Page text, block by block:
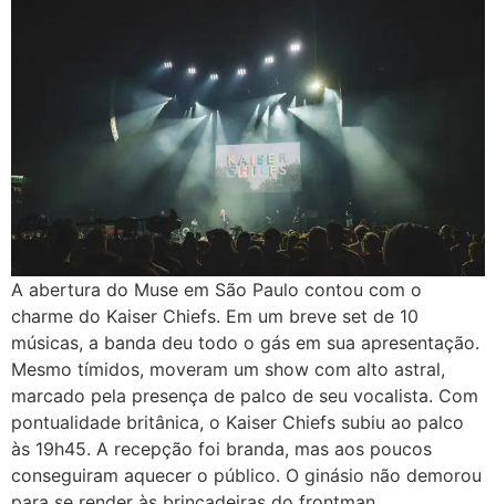
A abertura do Muse em São Paulo contou com o
charme do Kaiser Chiefs. Em um breve set de 10
músicas, a banda deu todo o gás em sua apresentação.
Mesmo tímidos, moveram um show com alto astral,
marcado pela presença de palco de seu vocalista. Com
pontualidade britânica, o Kaiser Chiefs subiu ao palco
às 19h45. A recepção foi branda, mas aos poucos
conseguiram aquecer o público. O ginásio não demorou